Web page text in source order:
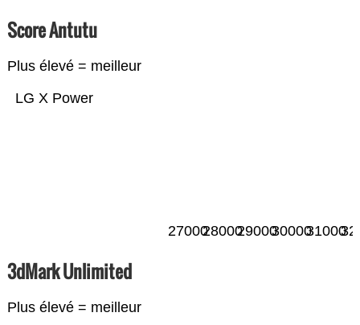
Score Antutu
Plus élevé = meilleur
LG X Power
2700028000290003000031000
3dMark Unlimited
Plus élevé = meilleur